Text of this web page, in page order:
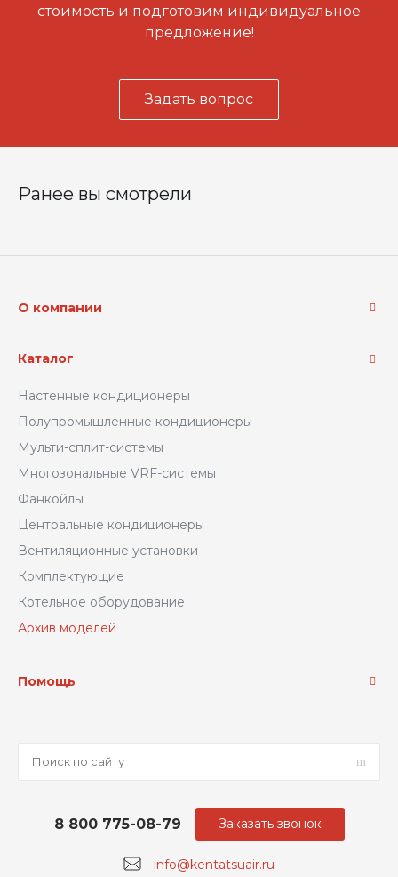
стоимость и подготовим индивидуальное
предложение!
Задать вопрос
Ранее вы смотрели
О компании
Каталог
Настенные кондиционеры
Полупромышленные кондиционеры
Мульти-сплит-системы
Многозональные VRF-системы
Фанкойлы
Центральные кондиционеры
Вентиляционные установки
Комплектующие
Котельное оборудование
Архив моделей
Помощь
info@kentatsuair.ru
8 800 775-08-79 Заказать звонок